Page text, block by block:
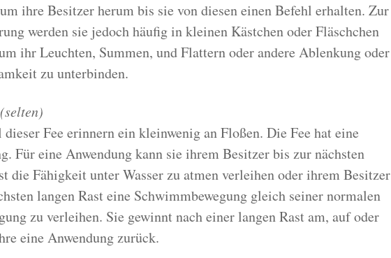
ihre Besitzer herum bis sie von diesen einen Befehl erhalten. Zur
werden sie jedoch häufig in kleinen Kästchen oder Fläschchen
ihr Leuchten, Summen, und Flattern oder andere Ablenkung oder
zu unterbinden.
(selten)
Fee erinnern ein kleinwenig an Floßen. Die Fee hat eine
Für eine Anwendung kann sie ihrem Besitzer bis zur nächsten
die Fähigkeit unter Wasser zu atmen verleihen oder ihrem Besitzer
langen Rast eine Schwimmbewegung gleich seiner normalen
zu verleihen. Sie gewinnt nach einer langen Rast am, auf oder
eine Anwendung zurück.